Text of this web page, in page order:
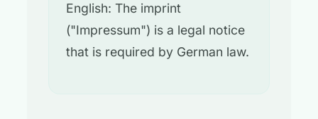
English: The imprint
("Impressum") is a legal notice
that is required by German law.